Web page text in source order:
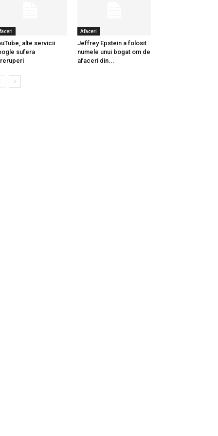
alte servicii
sufera
Afaceri
Jeffrey Epstein a folosit
numele unui bogat om de
afaceri din...